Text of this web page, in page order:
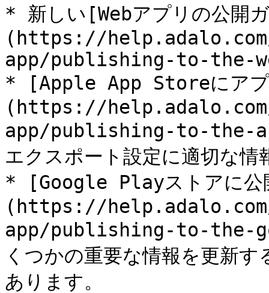
* 新しい[Webアプリの公開
(https://
app/publishing-to-the-
* [Apple App Storeにアプ
(https://
app/publishing-to-the-
エクスポート設定に適切な情
* [Google Playストアに
(https://
app/publishing-to-the-
くつかの重要な情報を更新
あります。